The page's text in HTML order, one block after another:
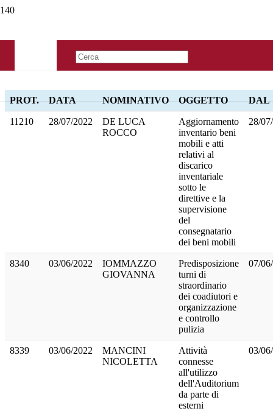
PROT. DATA NOMINATIVO OGGETTO DAL
11210 28/07/2022
DE LUCA
ROCCO
Aggiornamento
inventario beni
mobili e atti
relativi al
discarico
inventariale
sotto le
direttive e la
supervisione
del
consegnatario
dei beni mobili
28/
8340 03/06/2022
IOMMAZZO
GIOVANNA
Predisposizione
turni di
straordinario
dei coadiutori e
organizzazione
e controllo
pulizia
07/
8339 03/06/2022
MANCINI
NICOLETTA
Attività
connesse
all'utilizzo
dell'Auditorium
da parte di
esterni
03/